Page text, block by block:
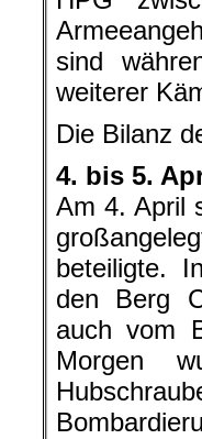
sind
weiterer
Die Bilanz
4. bis 5.
Am 4. April
beteiligte.
den Berg
auch vom
Morgen